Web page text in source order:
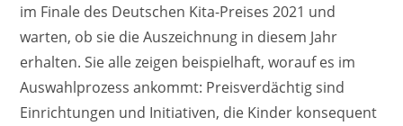
im Finale des Deutschen Kita-Preises 2021 und
warten, ob sie die Auszeichnung in diesem Jahr
erhalten. Sie alle zeigen beispielhaft, worauf es im
Auswahlprozess ankommt: Preisverdächtig sind
Einrichtungen und Initiativen, die Kinder konsequent